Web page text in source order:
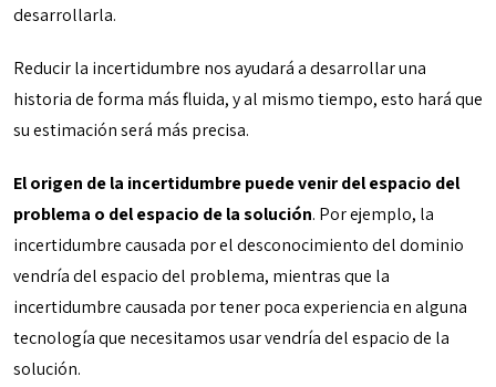
desarrollarla.
Reducir la incertidumbre nos ayudará a desarrollar una
historia de forma más fluida, y al mismo tiempo, esto hará que
su estimación será más precisa.
El origen de la incertidumbre puede venir del espacio del
problema o del espacio de la solución. Por ejemplo, la
incertidumbre causada por el desconocimiento del dominio
vendría del espacio del problema, mientras que la
incertidumbre causada por tener poca experiencia en alguna
tecnología que necesitamos usar vendría del espacio de la
solución.